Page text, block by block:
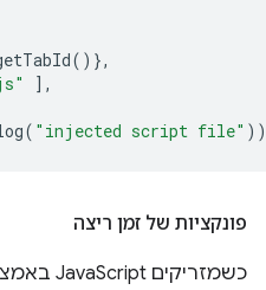
()},
],
( "injected script file"
פונקציות של זמן ריצה
כשמזריקים JavaScript באמצעות